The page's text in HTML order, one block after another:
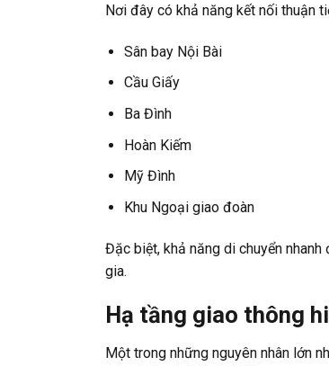
Nơi đây có khả năng kết nối thuận
Sân bay Nội Bài
Cầu Giấy
Ba Đình
Hoàn Kiếm
Mỹ Đình
Khu Ngoại giao đoàn
Đặc biệt, khả năng di chuyển
gia.
Hạ tầng giao thông
Một trong những nguyên nhân lớn